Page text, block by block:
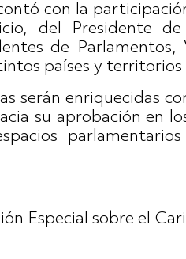
con la
del Presidente
de Parlamentos,
países y territorios
serán enriquecidas
su aprobación en